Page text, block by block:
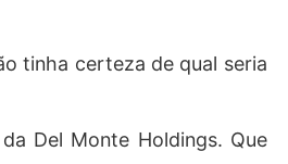
tinha certeza de qual seria
Del Monte Holdings. Que